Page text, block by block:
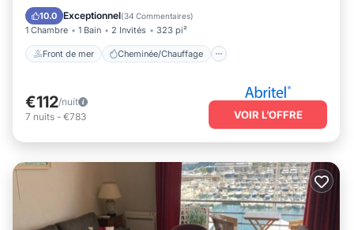
10.0 Exceptionnel(34 Commentaires)
1 Chambre 1 Bain 2 Invités 323 pi²
Front de mer Cheminée/Chauffage
Vue sur l’océan
Balcon/Terrasse
€112/nuit
7 nuits - €783 VOIR L’OFFRE